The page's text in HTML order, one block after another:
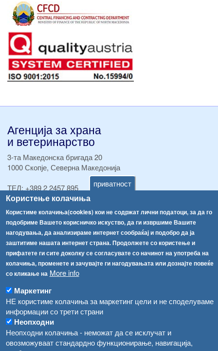
приватност
Користење колачиња
Користиме колачиња(cookies) кои не содржат лични податоци, за да го
подобриме Вашето корисничко искуство, да ги извршиме Вашите
нагодувања, да анализираме интернет сообраќај и подобро да ја
заштитиме нашата интернет страна. Продолжете со користење и
прифатете ги сите доколку се согласувате со начинот на употреба на
колачиња, променете и зачувајте ги нагодувањата или дознајте повеќе
со кликање на More info
Маркетинг
НЕ користиме колачиња за маркетинг цели и не споделуваме
информации со трети страни
Неопходни
Неопходни колачиња - неможат да се исклучат и
овозможуваат стандардно функционирање, навигација,
Агенција за храна
и ветеринарство
3-та Македонска бригада 20
1000 Скопје, Северна Македонија
ТЕЛ:+389 2 2457 895
ТЕЛ:+389 2 2457 873
Факс:+389 2 2457 893
Факс:+389 2 2457 871
info@fva.gov.mk
[АХВ-претходна страна]
Соопштенија
Република Бугарија ги засили официјалните контроли при увоз на свежо овошје и зеленчук
Високите температури ризик од труење со храна, опасни се и за животните
Водата во Гостивар може да се користи како техничка, продолжува испораката на флаширана вода
Во Гостивар спроведени 70 вонредни контроли
Навигација
Обрасци
Огласи